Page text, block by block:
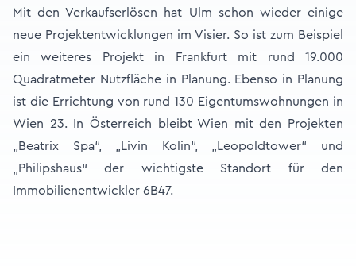
Mit den Verkaufserlösen hat Ulm schon wieder einige
neue Projektentwicklungen im Visier. So ist zum Beispiel
ein weiteres Projekt in Frankfurt mit rund 19.000
Quadratmeter Nutzfläche in Planung. Ebenso in Planung
ist die Errichtung von rund 130 Eigentumswohnungen in
Wien 23. In Österreich bleibt Wien mit den Projekten
„Beatrix Spa“, „Livin Kolin“, „Leopoldtower“ und
„Philipshaus“ der wichtigste Standort für den
Immobilienentwickler 6B47.